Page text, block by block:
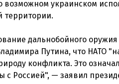
возможном украинском
территории.
дальнобойного
Путина, что НАТО
конфликта. Это
с Россией", — заявил